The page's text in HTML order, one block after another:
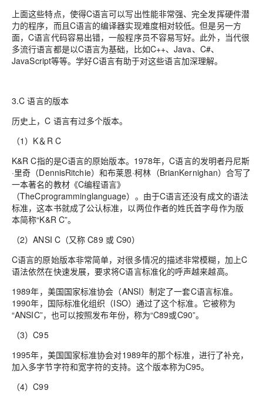
上面这些特点，使得C语言可以写出性能非常强、完全发挥硬件潜
力的程序，而且C语言的编译器实现难度相对较低。但是另一方
面，C语言代码容易出错，一般程序员不容易写好。此外，当代很
多流行语言都是以C语言为基础，比如C++、Java、C#、
JavaScript等等。学好C语言有助于对这些语言加深理解。
3.C 语言的版本
历史上，C 语言有过多个版本。
（1）K＆R C
K&R C指的是C语言的原始版本。1978年，C语言的发明者丹尼斯
·里奇（DennisRitchie）和布莱恩·柯林（BrianKernighan）合写了
一本著名的教材《C编程语言》
（TheCprogramminglanguage）。由于C语言还没有成文的语法
标准，这本书就成了公认标准，以两位作者的姓氏首字母作为版
本简称“K&R C”。
（2）ANSI C（又称 C89 或 C90）
C语言的原始版本非常简单，对很多情况的描述非常模糊，加上C
语法依然在快速发展，要求将C语言标准化的呼声越来越高。
1989年，美国国家标准协会（ANSI）制定了一套C语言标准。
1990年，国际标准化组织（ISO）通过了这个标准。它被称为
“ANSIC”，也可以按照发布年份，称为“C89或C90”。
（3）C95
1995年，美国国家标准协会对1989年的那个标准，进行了补充，
加入多字节字符和宽字符的支持。这个版本称为C95。
（4）C99